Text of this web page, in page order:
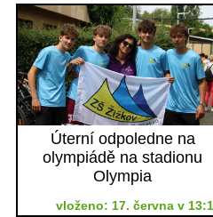
Úterní odpoledne na
olympiádě na stadionu
Olympia
vloženo: 17. června v